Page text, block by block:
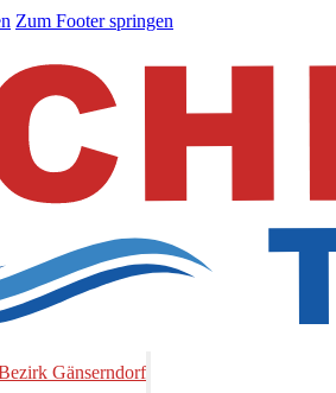
Zum Footer springen
Gänserndorf